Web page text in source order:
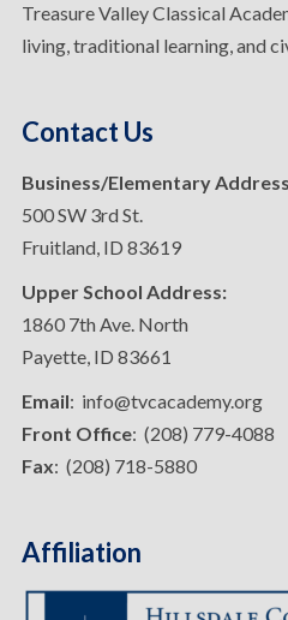
Treasure Valley Classical
living, traditional learning, and
Contact Us
Business/Elementary
500 SW 3rd St.
Fruitland, ID 83619
Upper School Address:
1860 7th Ave. North
Payette, ID 83661
Email: info@tvcacademy.org
Front Office: (208) 779-4088
Fax: (208) 718-5880
Affiliation